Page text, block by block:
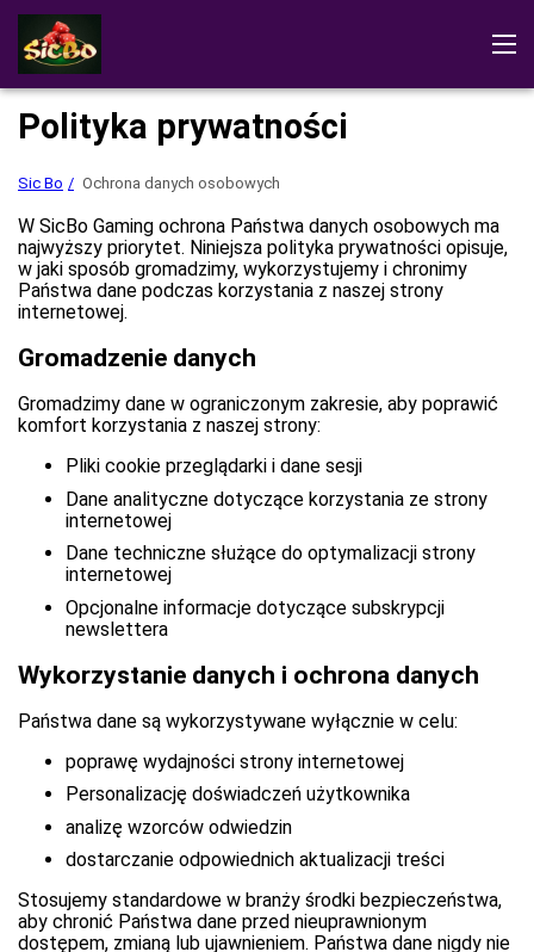
Sic Bo Recenzje Wersja demonstracyjna Pobierz grę
Instrukcja gry
Polityka prywatności
Sic Bo Ochrona danych osobowych
W SicBo Gaming ochrona Państwa danych osobowych ma
najwyższy priorytet. Niniejsza polityka prywatności opisuje,
w jaki sposób gromadzimy, wykorzystujemy i chronimy
Państwa dane podczas korzystania z naszej strony
internetowej.
Gromadzenie danych
Gromadzimy dane w ograniczonym zakresie, aby poprawić
komfort korzystania z naszej strony:
Pliki cookie przeglądarki i dane sesji
Dane analityczne dotyczące korzystania ze strony
internetowej
Dane techniczne służące do optymalizacji strony
internetowej
Opcjonalne informacje dotyczące subskrypcji
newslettera
Wykorzystanie danych i ochrona danych
Państwa dane są wykorzystywane wyłącznie w celu:
poprawę wydajności strony internetowej
Personalizację doświadczeń użytkownika
analizę wzorców odwiedzin
dostarczanie odpowiednich aktualizacji treści
Stosujemy standardowe w branży środki bezpieczeństwa,
aby chronić Państwa dane przed nieuprawnionym
dostępem, zmianą lub ujawnieniem. Państwa dane nigdy nie